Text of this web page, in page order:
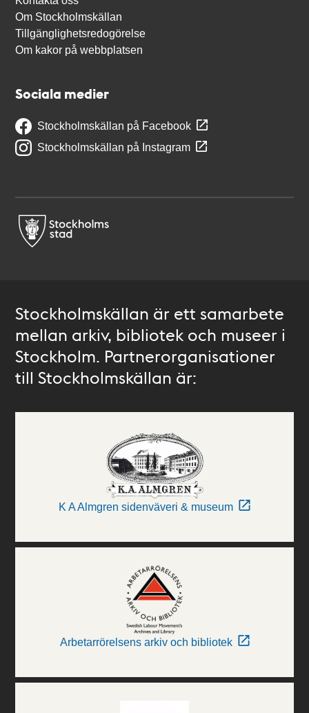
Om Stockholmskällan
Tillgänglighetsredogörelse
Om kakor på webbplatsen
Sociala medier
Stockholmskällan på Facebook
Stockholmskällan på Instagram
Stockholmskällan är ett samarbete
mellan arkiv, bibliotek och museer i
Stockholm. Partnerorganisationer
till Stockholmskällan är:
K A Almgren sidenväveri & museum
Arbetarrörelsens arkiv och bibliotek